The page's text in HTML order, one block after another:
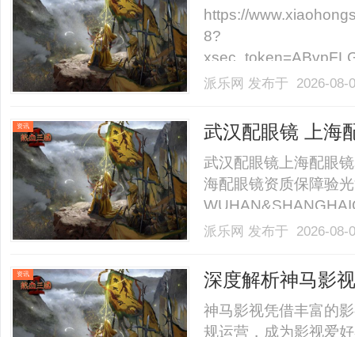
https://
8?
派乐网 发布于 2026-
资讯 武汉配眼镜 上海
武汉配眼镜上海配眼
海配眼镜资质保障验
业验光配镜的写字楼
40%-60%优惠，兼顾
派乐网 发布于 2026-
资讯
深度解析神马影
台
神马影视凭借丰富的
规运营，成为影视爱